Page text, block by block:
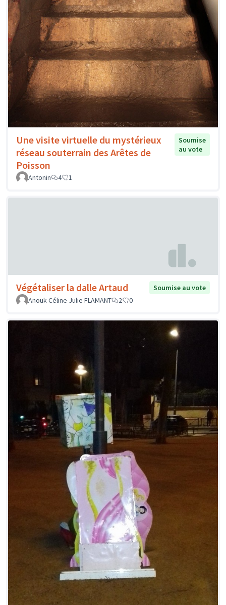
Une visite virtuelle du mystérieux
réseau souterrain des Arêtes de
Poisson
Soumise
au vote
Antonin 4 1
Végétaliser la dalle Artaud
Soumise au vote
Anouk Céline Julie FLAMANT
2 0